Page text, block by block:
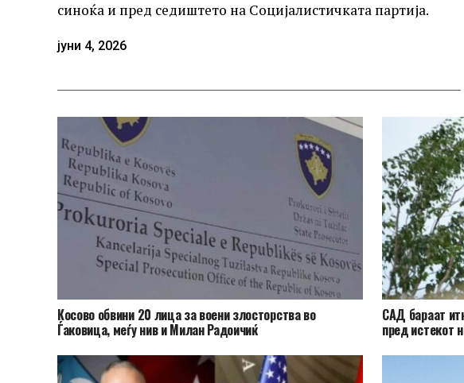
синоќа и пред седиштето на Социјалистичката партија.
јуни 4, 2026
Косово обвини 20 лица за воени злосторства во
Ѓаковица, меѓу нив и Милан Радоичиќ
САД бараат
пред истекот